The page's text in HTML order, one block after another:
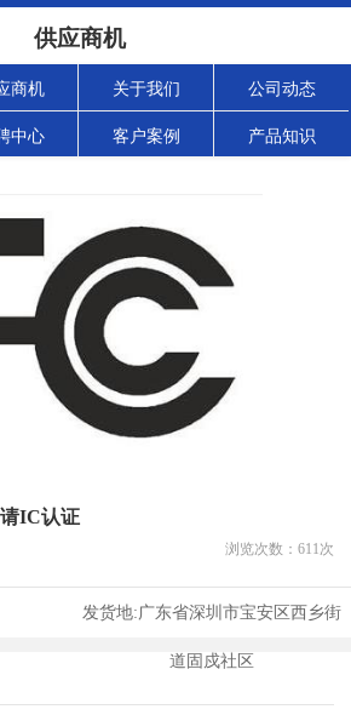
供应商机
商机 关于我们 公司动态
中心 客户案例 产品知识
IC认证
浏览次数： 611次
发货地:广东省深圳市宝安区西乡街
道固戍社区